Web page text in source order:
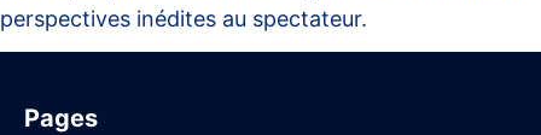
perspectives inédites au spectateur.
Pages